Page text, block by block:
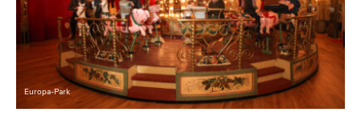
Europa-Park